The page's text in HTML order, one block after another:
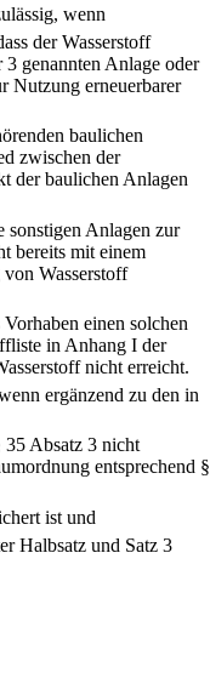
wenn
der Wasserstoff
genannten Anlage oder
Nutzung erneuerbarer
baulichen
zwischen der
der baulichen Anlagen
sonstigen Anlagen zur
bereits mit einem
Wasserstoff
einen solchen
in Anhang I der
nicht erreicht.
ergänzend zu den in
35 Absatz 3 nicht
entsprechend §
ist und
Halbsatz und Satz 3